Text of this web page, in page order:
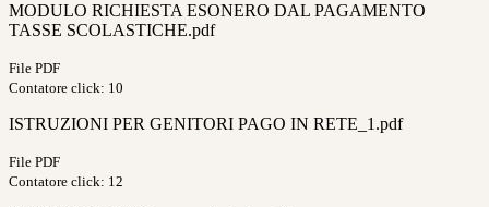
MODULO RICHIESTA ESONERO DAL PAGAMENTO
TASSE SCOLASTICHE.pdf
File PDF
Contatore click: 10
ISTRUZIONI PER GENITORI PAGO IN RETE_1.pdf
File PDF
Contatore click: 12